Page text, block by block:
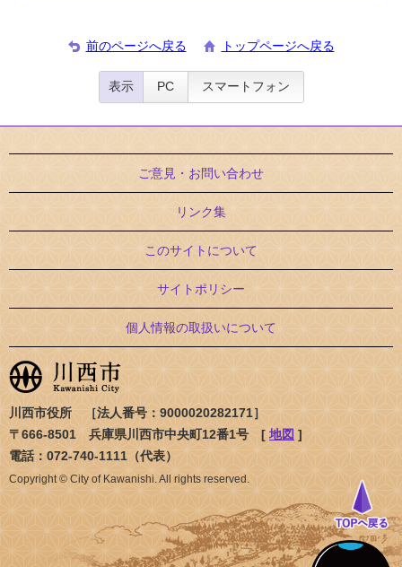
前のページへ戻る トップページへ戻る
表示 PC スマートフォン
ご意見・お問い合わせ
リンク集
このサイトについて
サイトポリシー
個人情報の取扱いについて
川西市役所 ［法人番号：9000020282171］
〒666-8501 兵庫県川西市中央町12番1号 [ 地図 ]
電話：072-740-1111（代表）
Copyright © City of Kawanishi. All rights reserved.